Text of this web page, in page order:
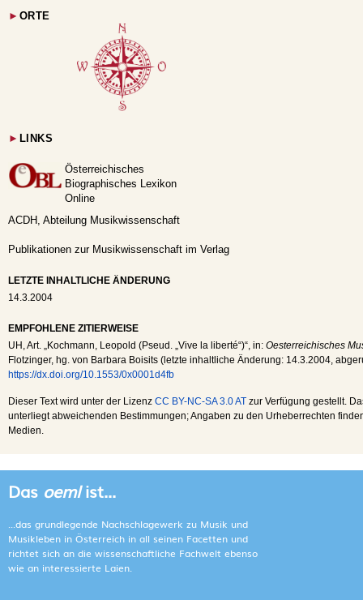
► ORTE
► LINKS
Österreichisches
Biographisches Lexikon
Online
ACDH, Abteilung Musikwissenschaft
Publikationen zur Musikwissenschaft im Verlag
LETZTE INHALTLICHE ÄNDERUNG
14.3.2004
EMPFOHLENE ZITIERWEISE
UH , Art. „Kochmann, Leopold (Pseud. „Vive la liberté“)“, in: Oesterreichisches
Flotzinger, hg. von Barbara Boisits (letzte inhaltliche Änderung: 14.3.2004 ,
https://dx.doi.org/10.1553/0x0001d4fb
Dieser Text wird unter der Lizenz CC BY-NC-SA 3.0 AT zur Verfügung gestellt.
unterliegt abweichenden Bestimmungen; Angaben zu den Urheberrechten
Medien.
Das oemlist...
...das grundlegende Nachschlagewerk zu Musik und
Musikleben in Österreich in all seinen Facetten und
richtet sich an die wissenschaftliche Fachwelt ebenso
wie an interessierte Laien.